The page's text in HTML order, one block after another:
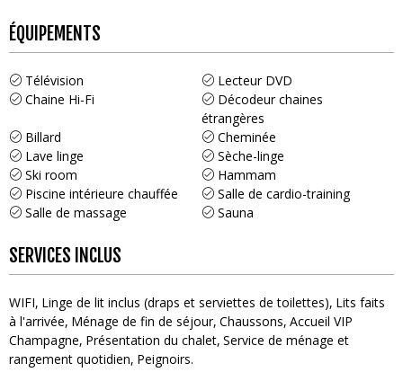
ÉQUIPEMENTS
Télévision
Lecteur DVD
Chaine Hi-Fi
Décodeur chaines
étrangères
Billard
Cheminée
Lave linge
Sèche-linge
Ski room
Hammam
Piscine intérieure chauffée
Salle de cardio-training
Salle de massage
Sauna
SERVICES INCLUS
WIFI Linge de lit inclus (draps et serviettes de toilettes) Lits faits
à l'arrivée Ménage de fin de séjour Chaussons Accueil VIP
Champagne Présentation du chalet Service de ménage et
rangement quotidien Peignoirs